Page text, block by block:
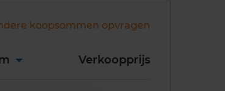
koopsommen opvragen
Verkoopprijs